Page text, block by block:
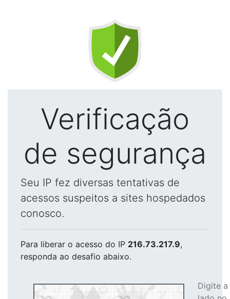
Verificação
de segurança
Seu IP fez diversas tentativas de
acessos suspeitos a sites hospedados
conosco.
Para liberar o acesso do IP 216.73.217.9,
responda ao desafio abaixo.
Digite